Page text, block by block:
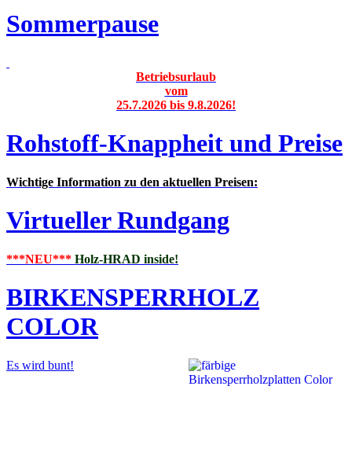
Sommerpause
Betriebsurlaub
vom
25.7.2026 bis 9.8.2026!
Rohstoff-Knappheit und Preise
Wichtige Information zu den aktuellen Preisen:
Virtueller Rundgang
***NEU*** Holz-HRAD inside!
BIRKENSPERRHOLZ
COLOR
Es wird bunt!